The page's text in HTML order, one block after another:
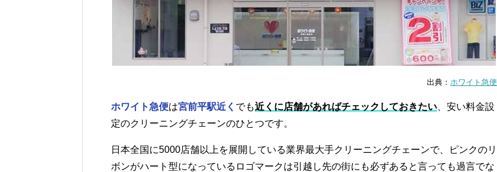
出典： ホワイト急便
ホワイト急便は宮前平駅近く でも近くに店舗があればチェックしておきたい 、安い料金設
定のクリーニングチェーンのひとつです。
日本全国に5000店舗以上を展開している業界最大手クリーニングチェーンで、ピンクのリ
ボンがハート型になっているロゴマークは引越し先の街にも必ずあると言っても過言でな